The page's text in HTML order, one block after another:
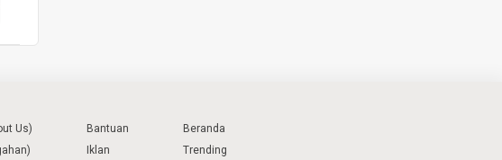
Us)
Bantuan
Iklan
Beranda
Trending